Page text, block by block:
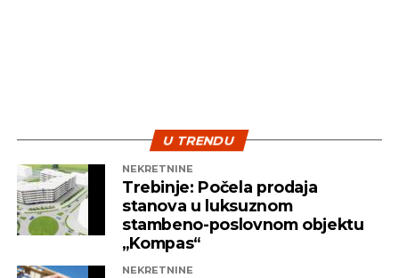
U TRENDU
NEKRETNINE
Trebinje: Počela prodaja
stanova u luksuznom
stambeno-poslovnom objektu
„Kompas“
NEKRETNINE